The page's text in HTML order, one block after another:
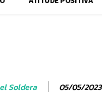
Soldera 05/05/2023